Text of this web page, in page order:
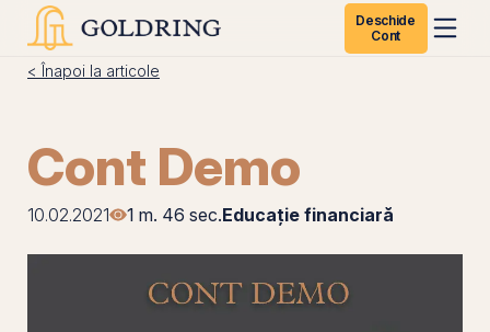
Deschide
Cont
< Înapoi la articole
Cont Demo
10.02.2021 1 m. 46 sec.Educație financiară